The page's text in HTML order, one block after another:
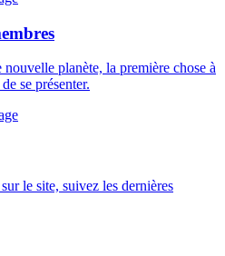
planète, la première chose à
se présenter.
le site, suivez les dernières